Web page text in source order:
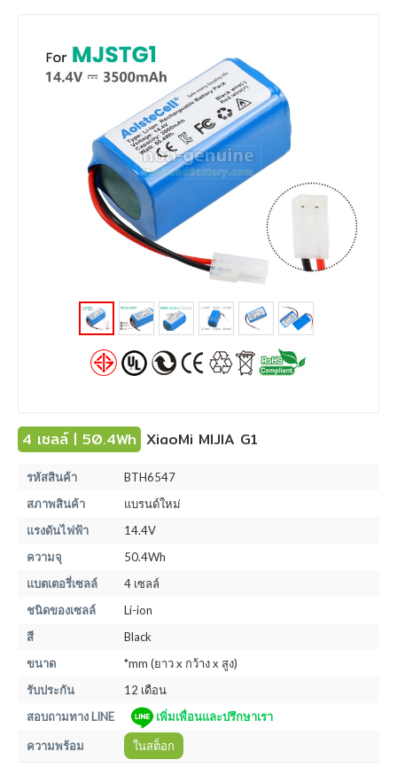
4 เซลล์ | 50.4Wh XiaoMi MIJIA G1
รหัสสินค้า
BTH6547
สภาพสินค้า
แบรนด์ใหม่
แรงดันไฟฟ้า
14.4V
ความจุ
50.4Wh
แบตเตอรี่เซลล์
4 เซลล์
ชนิดของเซลล์
Li-ion
สี
Black
ขนาด
*mm (ยาว x กว้าง x สูง)
รับประกัน
12 เดือน
สอบถามทาง LINE
เพิ่มเพื่อนและปรึกษาเรา
ความพร้อม ในสต็อก